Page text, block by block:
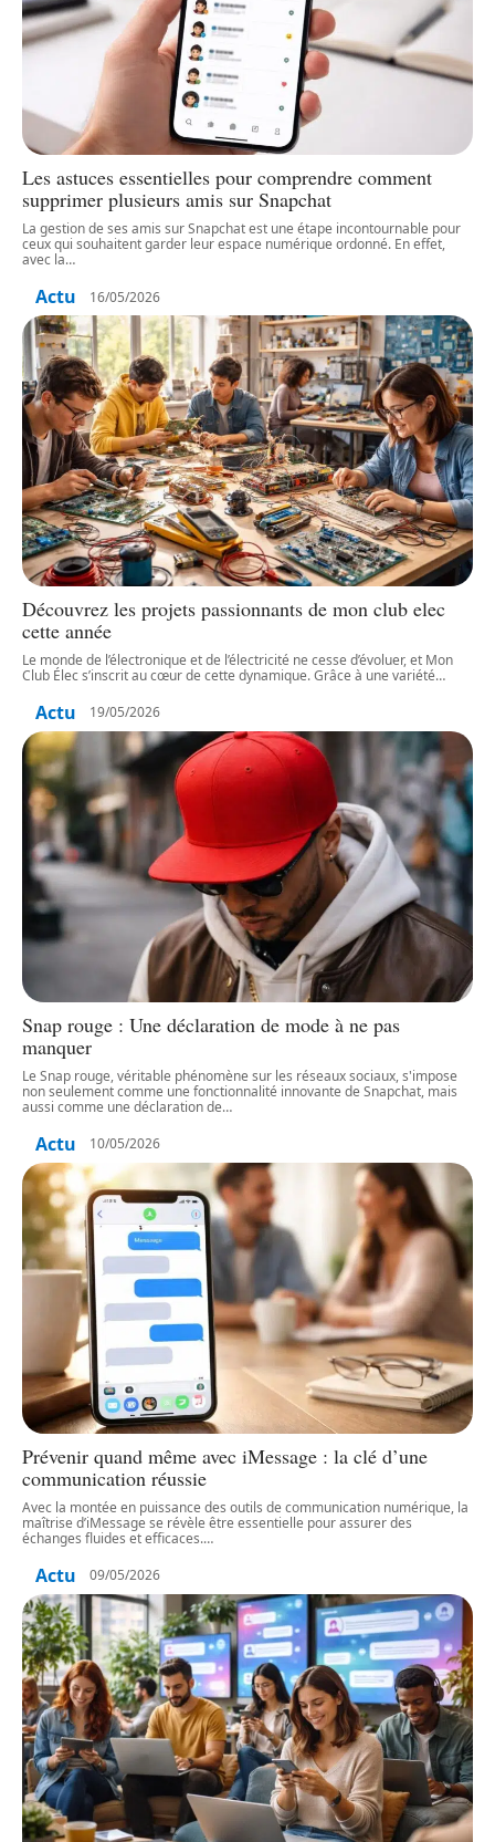
Les astuces essentielles pour comprendre comment
supprimer plusieurs amis sur Snapchat
La gestion de ses amis sur Snapchat est une étape incontournable pour
ceux qui souhaitent garder leur espace numérique ordonné. En effet,
avec la…
Actu 16/05/2026
Découvrez les projets passionnants de mon club elec
cette année
Le monde de l’électronique et de l’électricité ne cesse d’évoluer, et Mon
Club Élec s’inscrit au cœur de cette dynamique. Grâce à une variété…
Actu 19/05/2026
Snap rouge : Une déclaration de mode à ne pas
manquer
Le Snap rouge, véritable phénomène sur les réseaux sociaux, s'impose
non seulement comme une fonctionnalité innovante de Snapchat, mais
aussi comme une déclaration de…
Actu 10/05/2026
Prévenir quand même avec iMessage : la clé d’une
communication réussie
Avec la montée en puissance des outils de communication numérique, la
maîtrise d’iMessage se révèle être essentielle pour assurer des
échanges fluides et efficaces.…
Actu 09/05/2026